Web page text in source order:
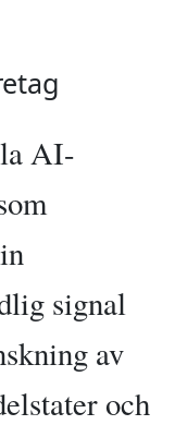
AI-
signal
av
och